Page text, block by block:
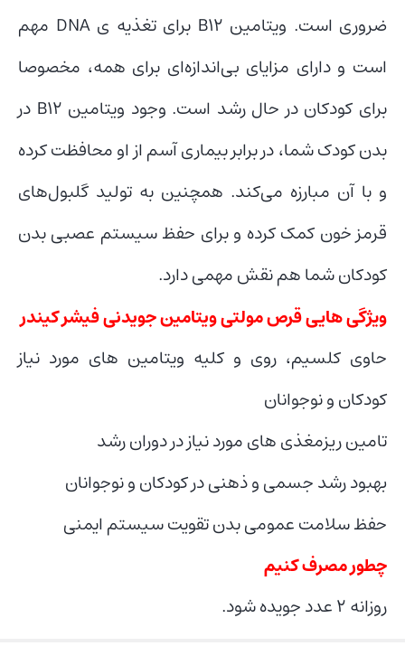
ضروری است. ویتامین B۱۲ برای تغذیه ی DNA مهم
است و دارای مزایای بی‌اندازه‌ای برای همه، مخصوصا
برای کودکان در حال رشد است. وجود ویتامین B۱۲ در
بدن کودک شما، در برابر بیماری آسم از او محافظت کرده
و با آن مبارزه می‌کند. همچنین به تولید گلبول‌های
قرمز خون کمک کرده و برای حفظ سیستم عصبی بدن
کودکان شما هم نقش مهمی دارد.
ویژگی هایی قرص مولتی ویتامین جویدنی فیشر کیندر
حاوی کلسیم، روی و کلیه ویتامین های مورد نیاز
کودکان و نوجوانان
تامین ریزمغذی های مورد نیاز در دوران رشد
بهبود رشد جسمی و ذهنی در کودکان و نوجوانان
حفظ سلامت عمومی بدن تقویت سیستم ایمنی
چطور مصرف کنیم
روزانه ۲ عدد جویده شود.